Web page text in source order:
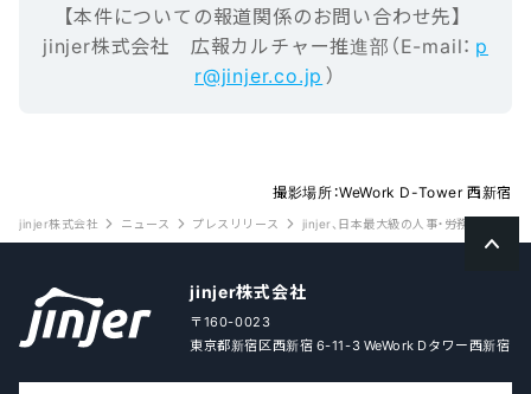
【本‌件‌に‌つ‌い‌ての報‌道‌関‌係‌の‌お‌問‌い‌合‌わ‌せ先】‌ ‌
jinjer株式会社 広報カルチャー推進部（E-mail‌：‌ p
r@jinjer.co.jp ）
jinjer株式会社 ニュース プレスリリース jinjer、日本最大級の人事・労務・経営者
撮影場所：WeWork D-Tower 西新宿
jinjer株式会社
〒160-0023
東京都新宿区西新宿 6-11-3 WeWork Dタワー西新宿